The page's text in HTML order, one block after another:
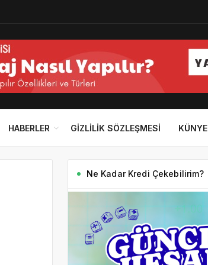
HABERLER GIZLILIK SÖZLEŞMESI KÜNYE
Ne Kadar Kredi Çekebilirim?